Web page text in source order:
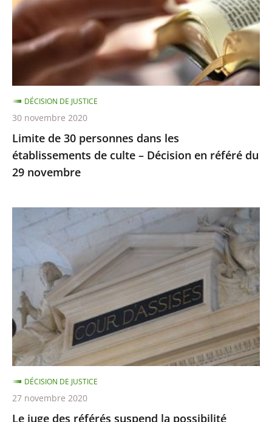
dans
les
établissements
de
culte
–
Décision
en
référé
du
29
Limite de 30 personnes dans les
établissements de culte – Décision en référé du
29 novembre
DÉCISION DE JUSTICE
30 novembre 2020
juge
des
référés
suspend
possibilité
d’utiliser
la
visio-
conférence
lors
Le juge des référés suspend la possibilité
DÉCISION DE JUSTICE
27 novembre 2020